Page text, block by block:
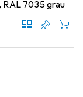
RAL 7035 grau